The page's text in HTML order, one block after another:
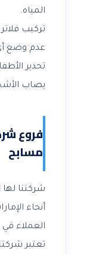
المياه.
تركيب
عدم وضع
تحذير
يصاب
فروع
مسابح
شركتنا لها
أنحاء
العملاء في
تعتبر